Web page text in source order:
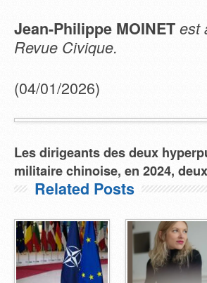
Jean-Philippe MOINET est
Revue Civique.
(04/01/2026)
Les dirigeants des deux
militaire chinoise, en 2024,
Related Posts